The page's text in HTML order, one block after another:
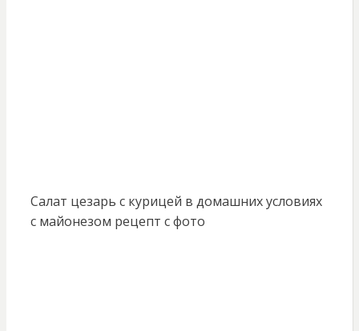
Салат цезарь с курицей в домашних условиях
с майонезом рецепт с фото